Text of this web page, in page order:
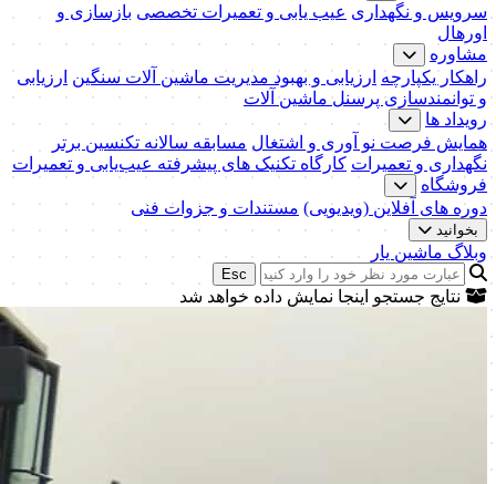
سرویس و نگهداری عیب یابی و تعمیرات تخصصی بازسازی و
اورهال
مشاوره
راهکار یکپارچه ارزیابی و بهبود مدیریت ماشین آلات سنگین ارزیابی
و توانمندسازی پرسنل ماشین آلات
رویداد ها
همایش فرصت نو آوری و اشتغال مسابقه سالانه تکنسین برتر
نگهداری و تعمیرات کارگاه تکنیک‌ های پیشرفته عیب‌یابی و تعمیرات
فروشگاه
دوره های آفلاین (ویدیویی) مستندات و جزوات فنی
بخوانید
وبلاگ ماشین یار
Esc
نتایج جستجو اینجا نمایش داده خواهد شد